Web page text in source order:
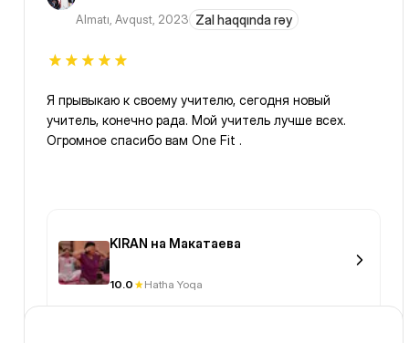
Almatı, Avqust, 2023 Zal haqqında rəy
Я прывыкаю к своему учителю, сегодня новый
учитель, конечно рада. Мой учитель лучше всех.
Огромное спасибо вам One Fit .
KIRAN на Макатаева
10.0 Hatha Yoqa